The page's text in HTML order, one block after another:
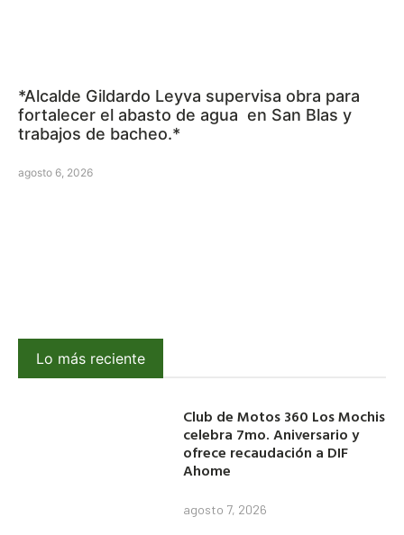
*Alcalde Gildardo Leyva supervisa obra para
fortalecer el abasto de agua en San Blas y
trabajos de bacheo.*
agosto 6, 2026
Lo más reciente
Club de Motos 360 Los Mochis
celebra 7mo. Aniversario y
ofrece recaudación a DIF
Ahome
agosto 7, 2026